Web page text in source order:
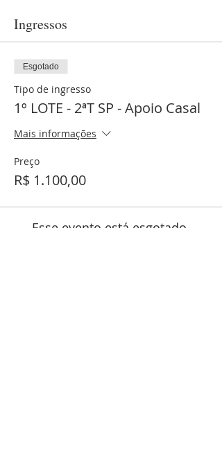
Ingressos
Esgotado
Tipo de ingresso
1º LOTE - 2ªT SP - Apoio Casal
Mais informações
Preço
R$ 1.100,00
Esse evento está esgotado.